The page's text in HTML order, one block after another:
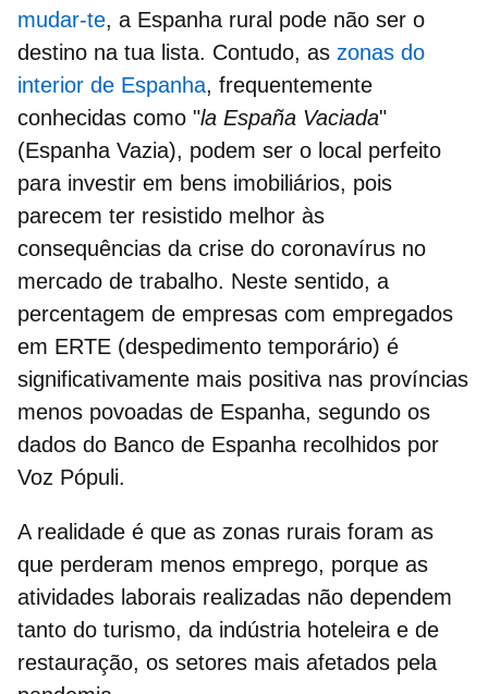
mudar-te, a Espanha rural pode não ser o
destino na tua lista. Contudo, as zonas do
interior de Espanha, frequentemente
conhecidas como "la España Vaciada"
(Espanha Vazia), podem ser o local perfeito
para investir em bens imobiliários, pois
parecem ter resistido melhor às
consequências da crise do coronavírus no
mercado de trabalho. Neste sentido, a
percentagem de empresas com empregados
em ERTE (despedimento temporário) é
significativamente mais positiva nas províncias
menos povoadas de Espanha, segundo os
dados do Banco de Espanha recolhidos por
Voz Pópuli.
A realidade é que as zonas rurais foram as
que perderam menos emprego, porque as
atividades laborais realizadas não dependem
tanto do turismo, da indústria hoteleira e de
restauração, os setores mais afetados pela